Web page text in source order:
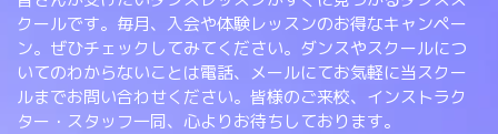
クールです。毎月、入会や体験レッスンのお得なキャンペー
ン。ぜひチェックしてみてください。ダンスやスクールにつ
いてのわからないことは電話、メールにてお気軽に当スクー
ルまでお問い合わせください。皆様のご来校、インストラク
ター・スタッフ一同、心よりお待ちしております。